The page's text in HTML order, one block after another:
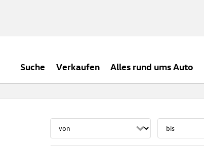
Suche Verkaufen Alles rund ums Auto